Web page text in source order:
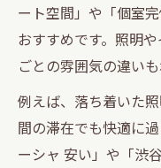
ート空間」や「個室
おすすめです。照明
ごとの雰囲気の違い
例えば、落ち着いた
間の滞在でも快適に
ーシャ 安い」や「渋